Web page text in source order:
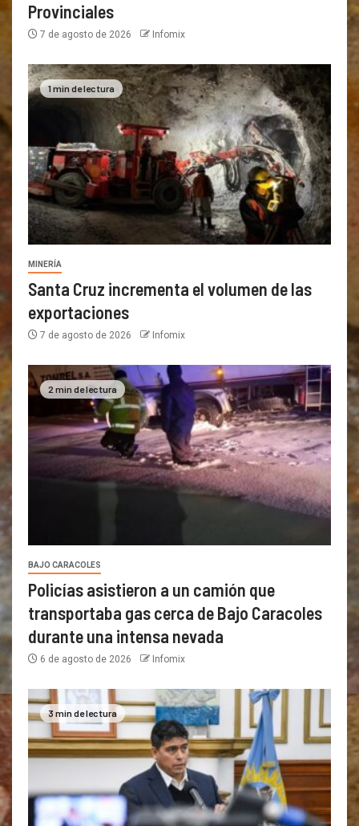
Provinciales
7 de agosto de 2026 Infomix
1 min de lectura
MINERÍA
Santa Cruz incrementa el volumen de las
exportaciones
7 de agosto de 2026 Infomix
2 min de lectura
BAJO CARACOLES
Policías asistieron a un camión que
transportaba gas cerca de Bajo Caracoles
durante una intensa nevada
6 de agosto de 2026 Infomix
3 min de lectura